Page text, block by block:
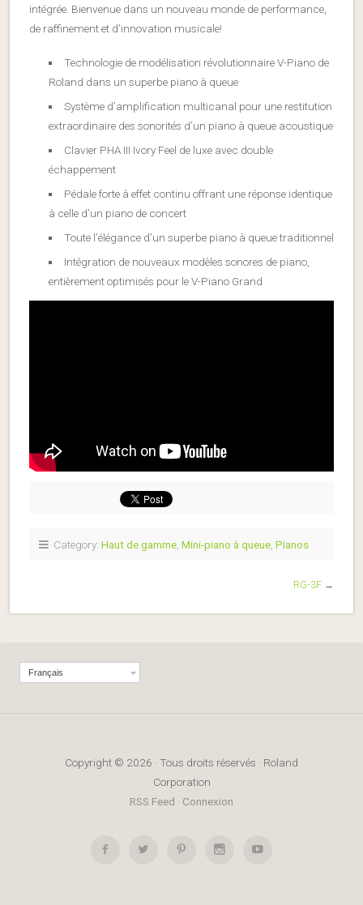
intégrée. Bienvenue dans un nouveau monde de performance,
de raffinement et d’innovation musicale!
Technologie de modélisation révolutionnaire V-Piano de
Roland dans un superbe piano à queue
Système d’amplification multicanal pour une restitution
extraordinaire des sonorités d’un piano à queue acoustique
Clavier PHA III Ivory Feel de luxe avec double
échappement
Pédale forte à effet continu offrant une réponse identique
à celle d’un piano de concert
Toute l’élégance d’un superbe piano à queue traditionnel
Intégration de nouveaux modèles sonores de piano,
entièrement optimisés pour le V-Piano Grand
Category: Haut de gamme, Mini-piano à queue, Pianos
RG-3F →
Français
Copyright © 2026 · Tous droits réservés · Roland
Corporation
RSS Feed · Connexion